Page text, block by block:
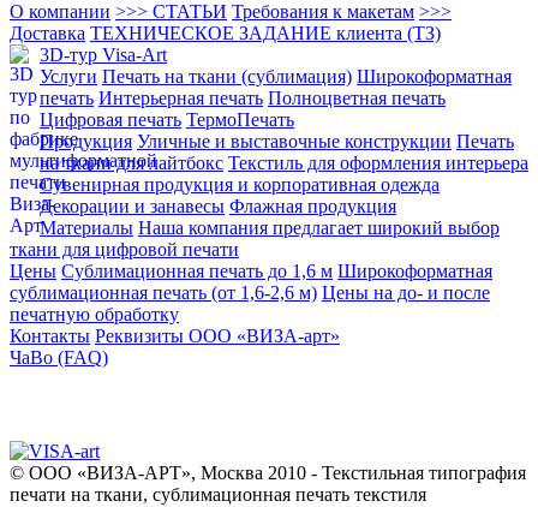
О компании >>> СТАТЬИ Требования к макетам >>>
Доставка ТЕХНИЧЕСКОЕ ЗАДАНИЕ клиента (ТЗ)
3D-тур Visa-Art
Услуги Печать на ткани (сублимация) Широкоформатная
печать Интерьерная печать Полноцветная печать
Цифровая печать ТермоПечать
Продукция Уличные и выставочные конструкции Печать
на ткани для лайтбокс Текстиль для оформления интерьера
Сувенирная продукция и корпоративная одежда
Декорации и занавесы Флажная продукция
Материалы Наша компания предлагает широкий выбор
ткани для цифровой печати
Цены Сублимационная печать до 1,6 м Широкоформатная
сублимационная печать (от 1,6-2,6 м) Цены на до- и после
печатную обработку
Контакты Реквизиты ООО «ВИЗА-арт»
ЧаВо (FAQ)
© ООО «ВИЗА-АРТ», Москва 2010 - Текстильная типография
печати на ткани, сублимационная печать текстиля